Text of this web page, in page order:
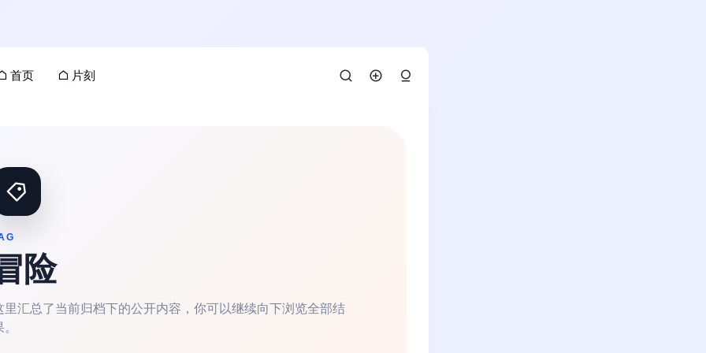
首页 片刻
险
里汇总了当前归档下的公开内容，你可以继续向下浏览全部结